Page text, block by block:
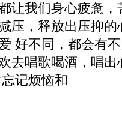
让我们身心疲惫
压，释放出压抑
好不同，都会有
去唱歌喝酒，唱
记烦恼和